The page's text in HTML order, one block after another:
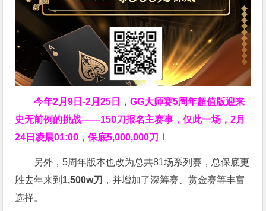
今年2月9日-2月25日，GG大师赛5周年超值版迎来
史无前例的挑战——150刀报名主赛事，仅此一场，2月
24日凌晨01:00，保底5,000,000刀！
另外，5周年版本也改为总共81场系列赛，总保底更
胜去年来到 1,500w刀 ，并增加了深筹赛、赏金赛等丰富
选择。